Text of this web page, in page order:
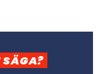
SÄGA?